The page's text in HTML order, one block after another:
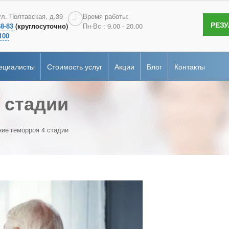
Полтавская, д.39
83 (круглосуточно)
Время работы:
Пн-Вс : 9.00 - 20.00
Стоимость услуг Акции Блог Контакты
диагностика
Андрология
Эндоскопия
геморроя 4 стадии